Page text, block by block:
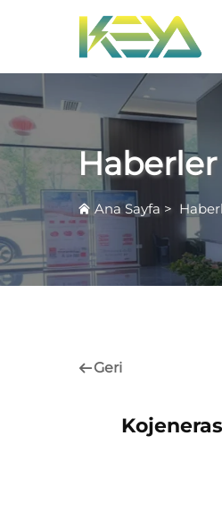
Haberler
Ana Sayfa >
Geri